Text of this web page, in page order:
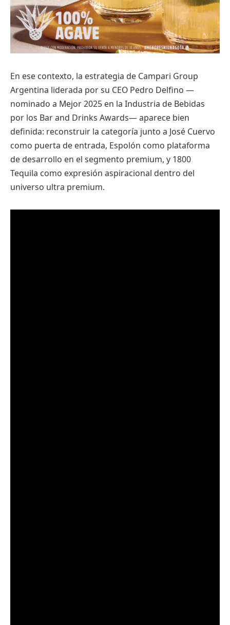
En ese contexto, la estrategia de Campari Group
Argentina liderada por su CEO Pedro Delfino —
nominado a Mejor 2025 en la Industria de Bebidas
por los Bar and Drinks Awards— aparece bien
definida: reconstruir la categoría junto a José Cuervo
como puerta de entrada, Espolón como plataforma
de desarrollo en el segmento premium, y 1800
Tequila como expresión aspiracional dentro del
universo ultra premium.